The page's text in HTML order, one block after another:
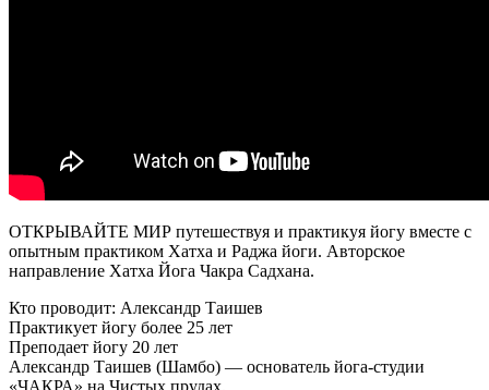
ОТКРЫВАЙТЕ МИР путешествуя и практикуя йогу вместе с
опытным практиком Хатха и Раджа йоги. Авторское
направление Хатха Йога Чакра Садхана.
Кто проводит: Александр Таишев
Практикует йогу более 25 лет
Преподает йогу 20 лет
Александр Таишев (Шамбо) — основатель йога-студии